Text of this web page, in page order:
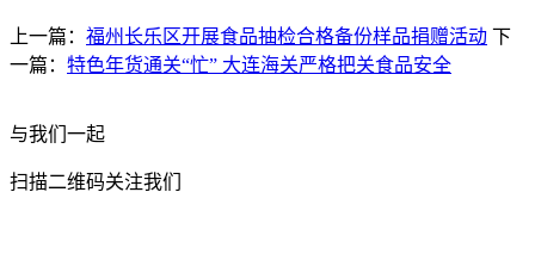
上一篇： 福州长乐区开展食品抽检合格备份样品捐赠活动 下
一篇： 特色年货通关“忙” 大连海关严格把关食品安全
与我们一起
扫描二维码关注我们